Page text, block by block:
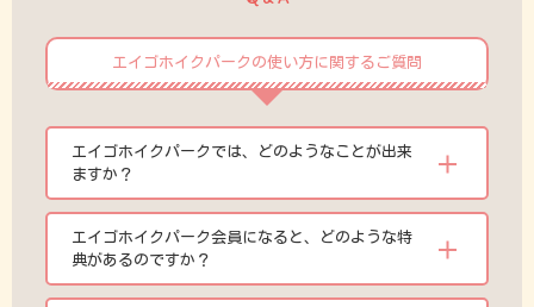
エイゴホイクパークの使い方に関するご質問
エイゴホイクパークでは、どのようなことが出来
ますか？
エイゴホイクパーク会員になると、どのような特
典があるのですか？